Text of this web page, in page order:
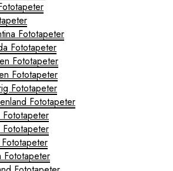
Fototapeter
Fototapeter
Fototapeter
Fototapeter
Fototapeter
Fototapeter
Fototapeter
Fototapeter
Fototapeter
Fototapeter